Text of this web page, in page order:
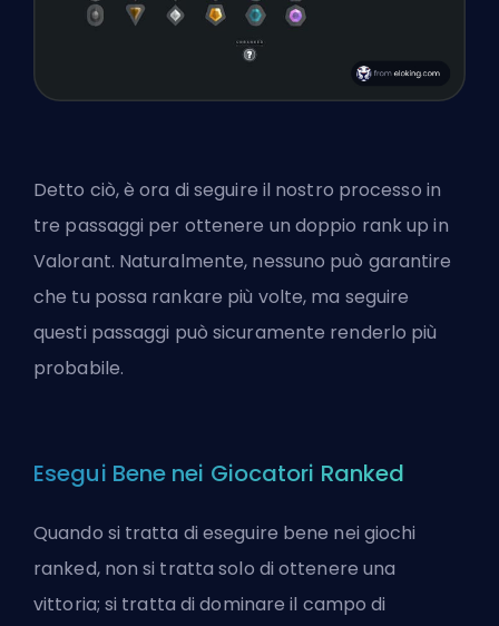
Detto ciò, è ora di seguire il nostro processo in
tre passaggi per ottenere un doppio rank up in
Valorant. Naturalmente, nessuno può garantire
che tu possa rankare più volte, ma seguire
questi passaggi può sicuramente renderlo più
probabile.
Esegui Bene nei Giocatori Ranked
Quando si tratta di eseguire bene nei giochi
ranked, non si tratta solo di ottenere una
vittoria; si tratta di dominare il campo di